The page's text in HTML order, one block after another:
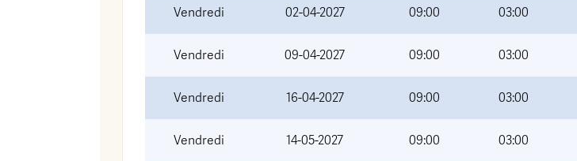
Vendredi 02-04-2027 09:00 03:00
Vendredi 09-04-2027 09:00 03:00
Vendredi 16-04-2027 09:00 03:00
Vendredi 14-05-2027 09:00 03:00